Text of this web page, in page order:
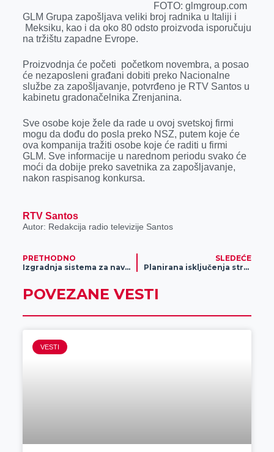
FOTO: glmgroup.com
GLM Grupa zapošljava veliki broj radnika u Italiji i
Meksiku, kao i da oko 80 odsto proizvoda isporučuju
na tržištu zapadne Evrope.
Proizvodnja će početi početkom novembra, a posao
će nezaposleni građani dobiti preko Nacionalne
službe za zapošljavanje, potvrđeno je RTV Santos u
kabinetu gradonačelnika Zrenjanina.
Sve osobe koje žele da rade u ovoj svetskoj firmi
mogu da dođu do posla preko NSZ, putem koje će
ova kompanija tražiti osobe koje će raditi u firmi
GLM. Sve informacije u narednom periodu svako će
moći da dobije preko savetnika za zapošljavanje,
nakon raspisanog konkursa.
RTV Santos
Autor: Redakcija radio televizije Santos
PRETHODNO
Izgradnja sistema za navodnjavanje u Vojvodini počinje uskoro
SLEDEĆE
Planirana isključenja struje
POVEZANE VESTI
VESTI